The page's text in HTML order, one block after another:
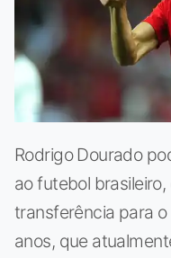
Rodrigo Dourado
ao futebol
transferência para o
anos, que